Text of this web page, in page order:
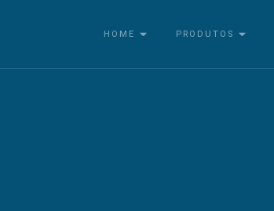
HOME PRODUTOS